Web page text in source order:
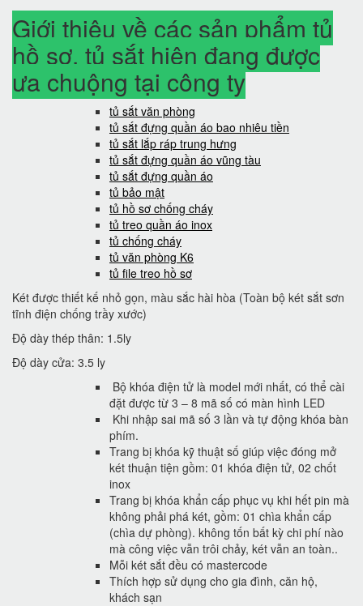
Giới thiệu về các sản phẩm tủ
hồ sơ, tủ sắt hiện đang được
ưa chuộng tại công ty
tủ sắt văn phòng
tủ sắt đựng quần áo bao nhiêu tiền
tủ sắt lắp ráp trung hưng
tủ sắt đựng quần áo vũng tàu
tủ sắt đựng quần áo
tủ bảo mật
tủ hồ sơ chống cháy
tủ treo quần áo inox
tủ chống cháy
tủ văn phòng K6
tủ file treo hồ sơ
Két được thiết kế nhỏ gọn, màu sắc hài hòa (Toàn bộ két sắt sơn
tĩnh điện chống trầy xước)
Độ dày thép thân: 1.5ly
Độ dày cửa: 3.5 ly
Bộ khóa điện tử là model mới nhất, có thể cài
đặt được từ 3 – 8 mã số có màn hình LED
Khi nhập sai mã số 3 lần và tự động khóa bàn
phím.
Trang bị khóa kỹ thuật số giúp việc đóng mở
két thuận tiện gồm: 01 khóa điện tử, 02 chốt
inox
Trang bị khóa khẩn cấp phục vụ khi hết pin mà
không phải phá két, gồm: 01 chìa khẩn cấp
(chìa dự phòng). không tốn bất kỳ chi phí nào
mà công việc vẫn trôi chảy, két vẫn an toàn..
Mỗi két sắt đều có mastercode
Thích hợp sử dụng cho gia đình, căn hộ,
khách sạn